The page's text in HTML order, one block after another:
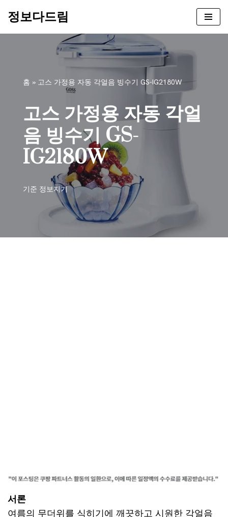
정보다드림
홈 » 고스 가정용 자동 각얼음 빙수기 GS-IG2180W
고스 가정용 자동 각얼
음 빙수기 GS-
IG2180W
기준 정보지기
서론
여름의 무더위를 식히기에 깨끗하고 시원한 각얼음